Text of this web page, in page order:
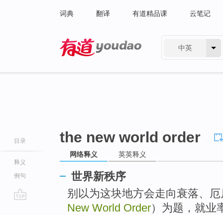
词典 翻译 有道精品课 云笔记
中英
目录
释义
例句
the new world order
网络释义 英英释义
世界新秩序
别以为这块地方会走向衰落、厄
New World Order）为题，就业